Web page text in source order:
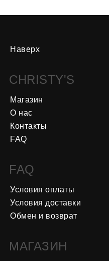
МАГАЗИН
Обмен и возврат
Условия доставки
Условия оплаты
FAQ
Наверх
FAQ
Контакты
О нас
Магазин
CHRISTY'S